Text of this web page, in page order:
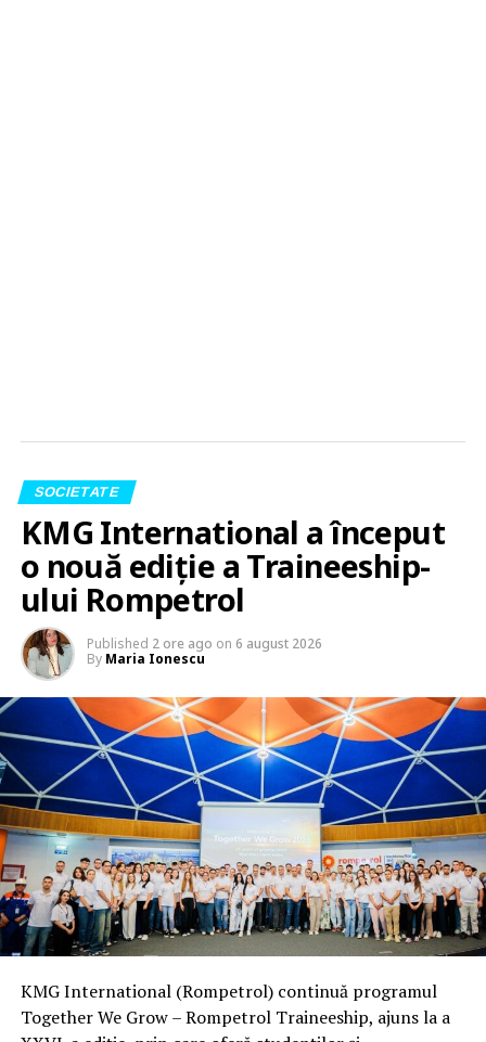
SOCIETATE
KMG International a început
o nouă ediție a Traineeship-
ului Rompetrol
Published 2 ore ago on 6 august 2026
By Maria Ionescu
KMG International (Rompetrol) continuă programul
Together We Grow – Rompetrol Traineeship, ajuns la a